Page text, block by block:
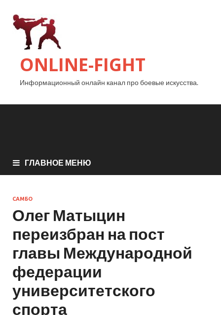
ONLINE-FIGHT
Информационный онлайн канал про боевые искусства.
ГЛАВНОЕ МЕНЮ
САМБО
Олег Матыцин
переизбран на пост
главы Международной
федерации
университетского
спорта